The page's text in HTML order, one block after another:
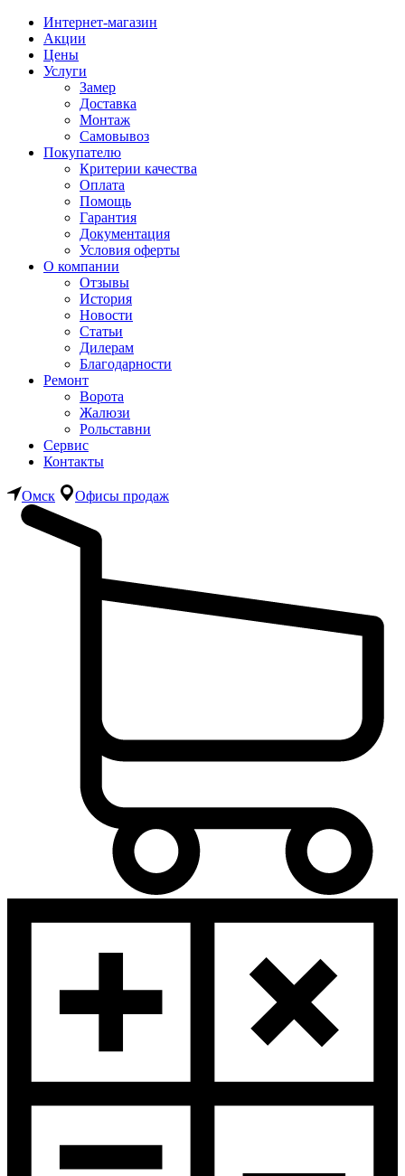
Интернет-магазин
Акции
Цены
Услуги
Замер
Доставка
Монтаж
Самовывоз
Покупателю
Критерии качества
Оплата
Помощь
Гарантия
Документация
Условия оферты
О компании
Отзывы
История
Новости
Статьи
Дилерам
Благодарности
Ремонт
Ворота
Жалюзи
Рольставни
Сервис
Контакты
Омск Офисы продаж